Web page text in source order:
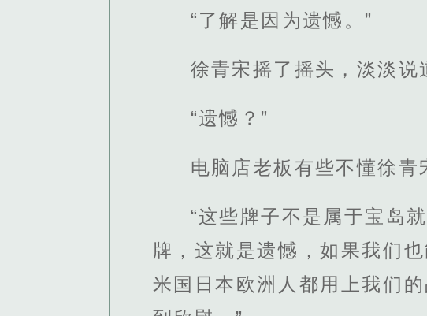
“了解是因为遗憾。”
徐青宋摇了摇头，淡淡说
“遗憾？”
电脑店老板有些不懂徐青
“这些牌子不是属于宝岛
牌，这就是遗憾，如果我们
米国日本欧洲人都用上我们